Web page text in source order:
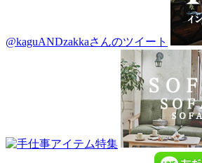
@kaguANDzakkaさんのツイート